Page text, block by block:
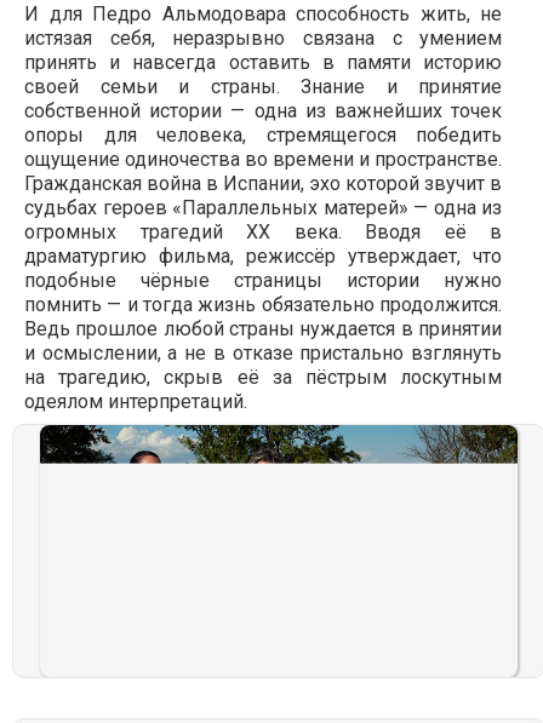
И для Педро Альмодовара способность жить, не
истязая себя, неразрывно связана с умением
принять и навсегда оставить в памяти историю
своей семьи и страны. Знание и принятие
собственной истории — одна из важнейших точек
опоры для человека, стремящегося победить
ощущение одиночества во времени и пространстве.
Гражданская война в Испании, эхо которой звучит в
судьбах героев «Параллельных матерей» — одна из
огромных трагедий ХХ века. Вводя её в
драматургию фильма, режиссёр утверждает, что
подобные чёрные страницы истории нужно
помнить — и тогда жизнь обязательно продолжится.
Ведь прошлое любой страны нуждается в принятии
и осмыслении, а не в отказе пристально взглянуть
на трагедию, скрыв её за пёстрым лоскутным
одеялом интерпретаций.